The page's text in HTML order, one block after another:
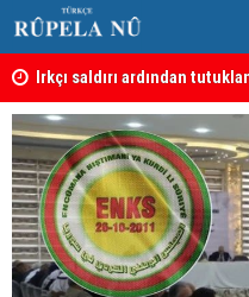
Irkçı saldırı ardından
edildi